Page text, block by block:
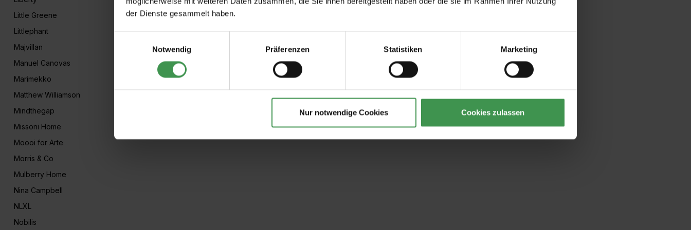
der Dienste gesammelt haben.
Notwendig
Präferenzen Statistiken Marketing
Nur notwendige Cookies Cookies zulassen
Little Greene
Littlephant
Majvillan
Manuel Canovas
Marimekko
Matthew Williamson
Mindthegap
Missoni Home
Moooi for Arte
Morris & Co
Mulberry Home
Nina Campbell
NLXL
Nobilis